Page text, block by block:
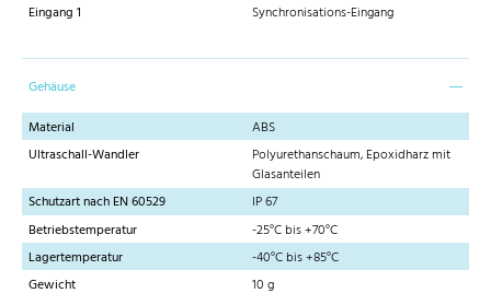
Eingang 1
Synchronisations-Eingang
Gehäuse
Material
ABS
Ultraschall-Wandler
Polyurethanschaum, Epoxidharz mit
Glasanteilen
Schutzart nach EN 60529
IP 67
Betriebstemperatur
-25°C bis +70°C
Lagertemperatur
-40°C bis +85°C
Gewicht
10 g